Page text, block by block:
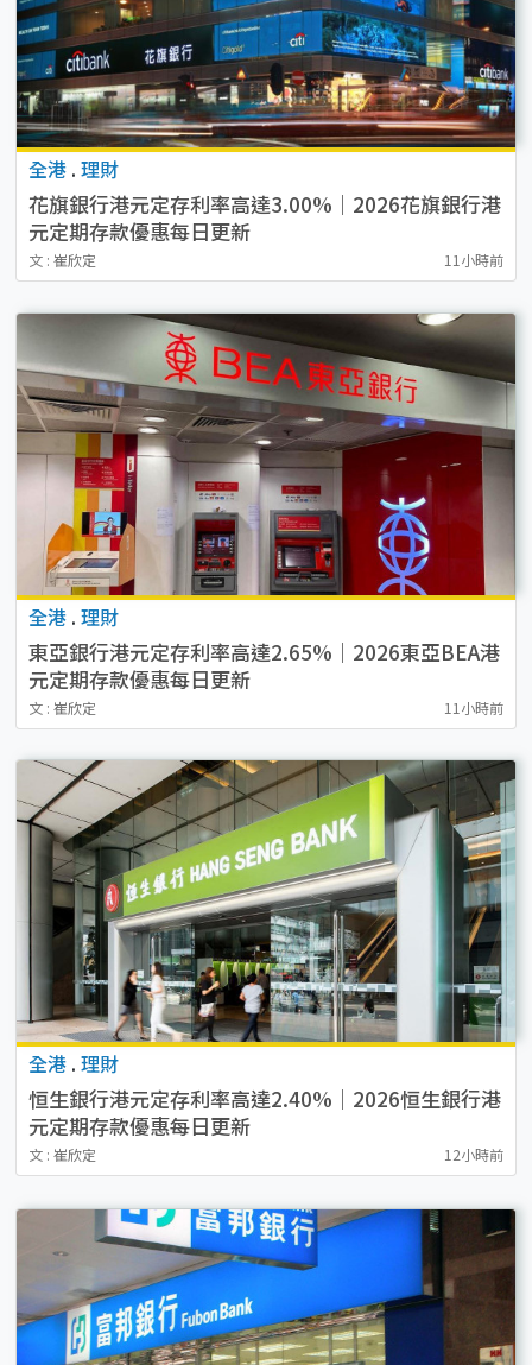
全港 . 理財
花旗銀行港元定存利率高達3.00%｜2026花旗銀行港
元定期存款優惠每日更新
文 : 崔欣定 11小時前
全港 . 理財
東亞銀行港元定存利率高達2.65%｜2026東亞BEA港
元定期存款優惠每日更新
文 : 崔欣定 11小時前
全港 . 理財
恒生銀行港元定存利率高達2.40%｜2026恒生銀行港
元定期存款優惠每日更新
文 : 崔欣定 12小時前